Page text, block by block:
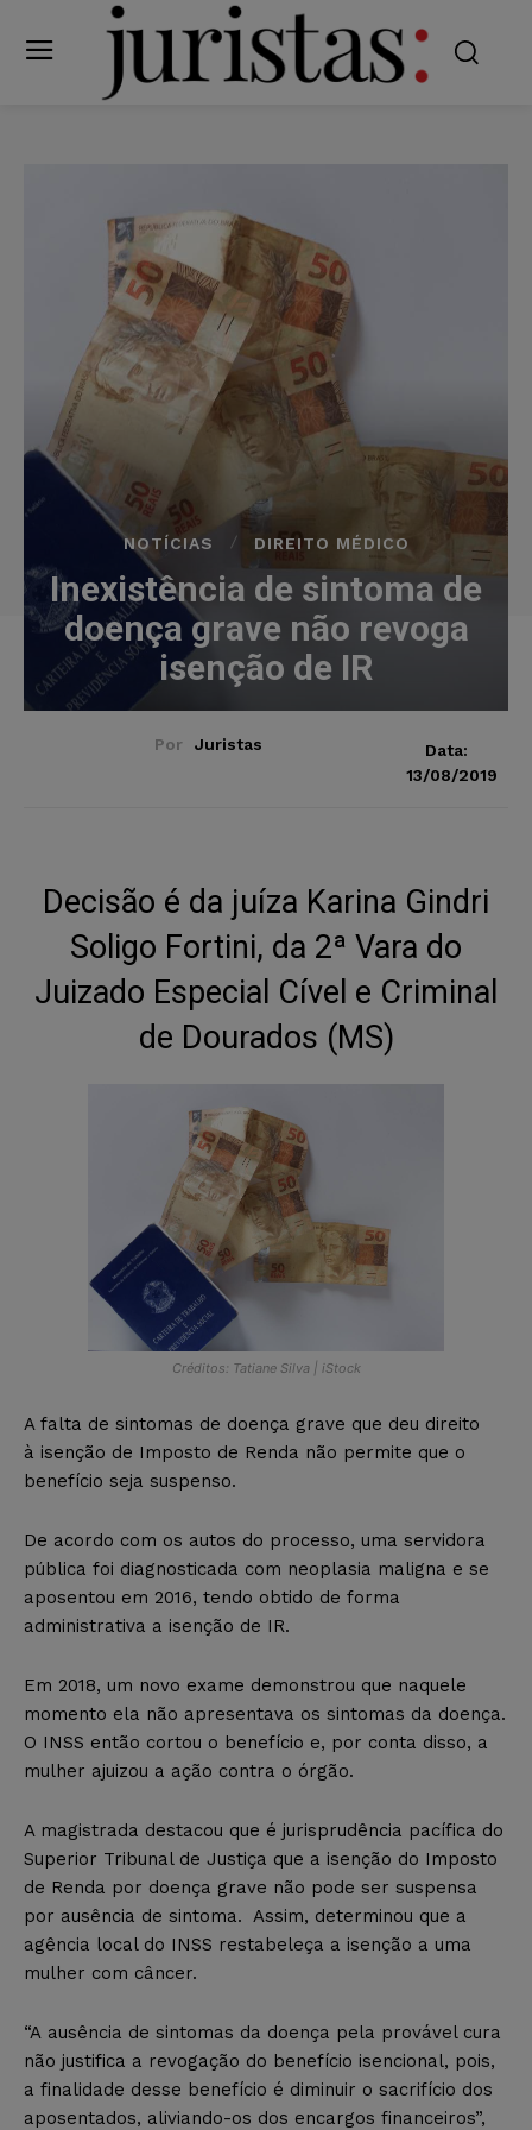
NOTÍCIAS DIREITO MÉDICO
Inexistência de sintoma de
doença grave não revoga
isenção de IR
Por Juristas
Data:
13/08/2019
Decisão é da juíza Karina Gindri
Soligo Fortini, da 2ª Vara do
Juizado Especial Cível e Criminal
de Dourados (MS)
Créditos: Tatiane Silva | iStock
A falta de sintomas de doença grave que deu direito
à isenção de Imposto de Renda não permite que o
benefício seja suspenso.
De acordo com os autos do processo, uma servidora
pública foi diagnosticada com neoplasia maligna e se
aposentou em 2016, tendo obtido de forma
administrativa a isenção de IR.
Em 2018, um novo exame demonstrou que naquele
momento ela não apresentava os sintomas da doença.
O INSS então cortou o benefício e, por conta disso, a
mulher ajuizou a ação contra o órgão.
A magistrada destacou que é jurisprudência pacífica do
Superior Tribunal de Justiça que a isenção do Imposto
de Renda por doença grave não pode ser suspensa
por ausência de sintoma. Assim, determinou que a
agência local do INSS restabeleça a isenção a uma
mulher com câncer.
“A ausência de sintomas da doença pela provável cura
não justifica a revogação do benefício isencional, pois,
a finalidade desse benefício é diminuir o sacrifício dos
aposentados, aliviando-os dos encargos financeiros”,